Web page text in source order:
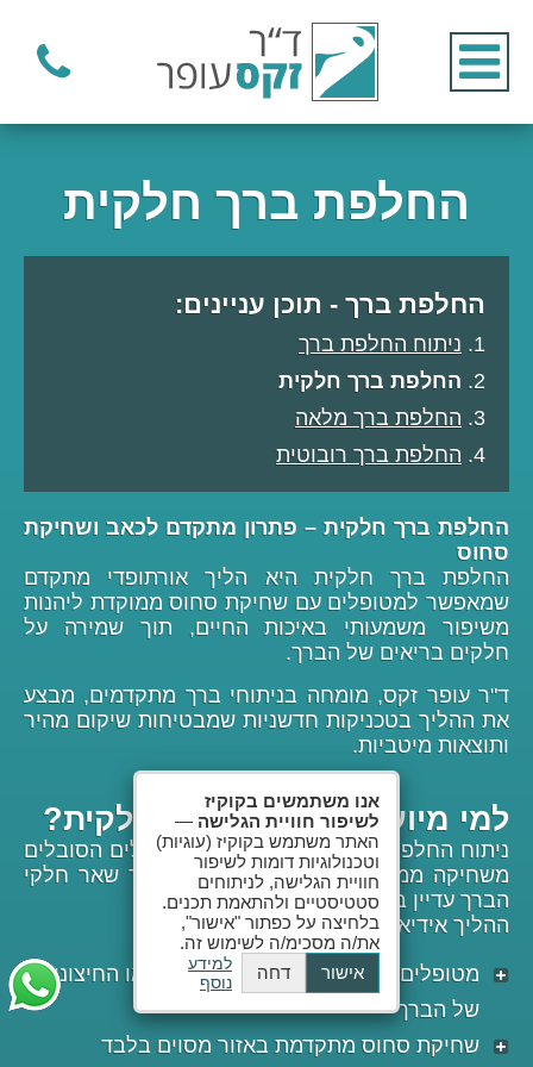
החלפת ברך חלקית
החלפת ברך - תוכן עניינים:
ניתוח החלפת ברך
החלפת ברך חלקית
החלפת ברך מלאה
החלפת ברך רובוטית
החלפת ברך חלקית – פתרון מתקדם לכאב ושחיקת
סחוס
החלפת ברך חלקית היא הליך אורתופדי מתקדם
שמאפשר למטופלים עם שחיקת סחוס ממוקדת ליהנות
משיפור משמעותי באיכות החיים, תוך שמירה על
חלקים בריאים של הברך.
ד"ר עופר זקס, מומחה בניתוחי ברך מתקדמים, מבצע
את ההליך בטכניקות חדשניות שמבטיחות שיקום מהיר
ותוצאות מיטביות.
למי מיועדת החלפת ברך חלקית?
ניתוח החלפת ברך חלקית מתאים למטופלים הסובלים
משחיקה ממוקדת של מפרק הברך, כאשר שאר חלקי
הברך עדיין בריאים.
ההליך אידיאלי עבור:
מטופלים עם כאב ממוקד בצד הפנימי או החיצוני
של הברך
שחיקת סחוס מתקדמת באזור מסוים בלבד
אנו משתמשים בקוקיז
לשיפור חוויית הגלישה —
האתר משתמש בקוקיז (עוגיות)
וטכנולוגיות דומות לשיפור
חוויית הגלישה, לניתוחים
סטטיסטיים ולהתאמת תכנים.
בלחיצה על כפתור "אישור",
את/ה מסכימ/ה לשימוש זה.
אישור
דחה
למידע
נוסף